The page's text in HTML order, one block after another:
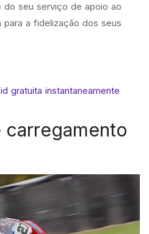
do seu serviço de apoio ao
a fidelização dos seus
gratuita instantaneamente
carregamento